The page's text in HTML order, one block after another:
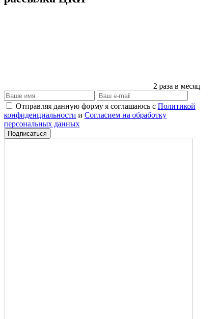
2 раза в месяц
Отправляя данную форму я соглашаюсь с Политикой
конфиденциальности и Согласием на обработку
персональных данных
Подписаться